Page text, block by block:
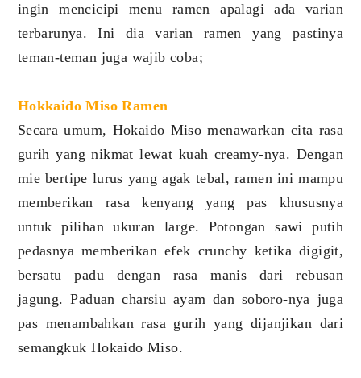
ingin mencicipi menu ramen apalagi ada varian
terbarunya. Ini dia varian ramen yang pastinya
teman-teman juga wajib coba;
Hokkaido Miso Ramen
Secara umum, Hokaido Miso menawarkan cita rasa
gurih yang nikmat lewat kuah creamy-nya. Dengan
mie bertipe lurus yang agak tebal, ramen ini mampu
memberikan rasa kenyang yang pas khususnya
untuk pilihan ukuran large. Potongan sawi putih
pedasnya memberikan efek crunchy ketika digigit,
bersatu padu dengan rasa manis dari rebusan
jagung. Paduan charsiu ayam dan soboro-nya juga
pas menambahkan rasa gurih yang dijanjikan dari
semangkuk Hokaido Miso.